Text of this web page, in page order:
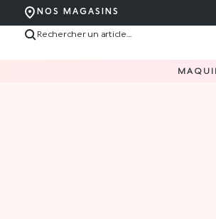
NOS MAGASINS